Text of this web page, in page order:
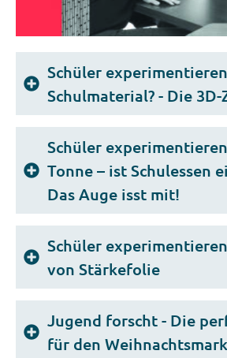
Schüler
Schulmaterial? - Die 3D-
Schüler
Tonne – ist Schulessen
Das Auge isst mit!
Schüler
von Stärkefolie
Jugend forscht - Die
für den